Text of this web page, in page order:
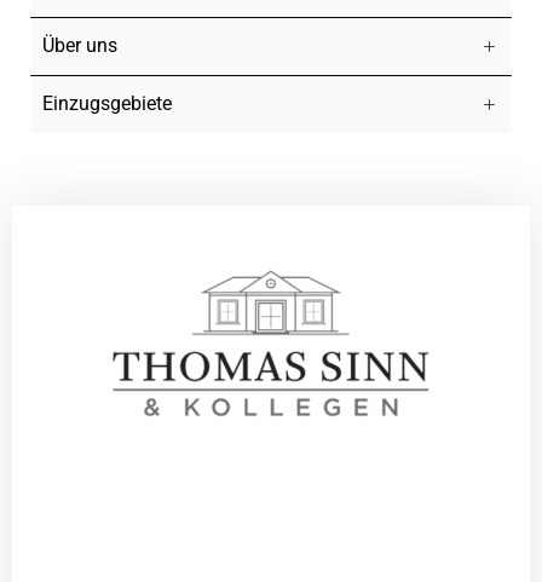
Über uns
Einzugsgebiete